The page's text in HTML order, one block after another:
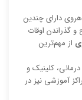
دارای چندین
گذراندن اوقات
از مهم‌ترین
کلینیک و
آموزشی نیز در